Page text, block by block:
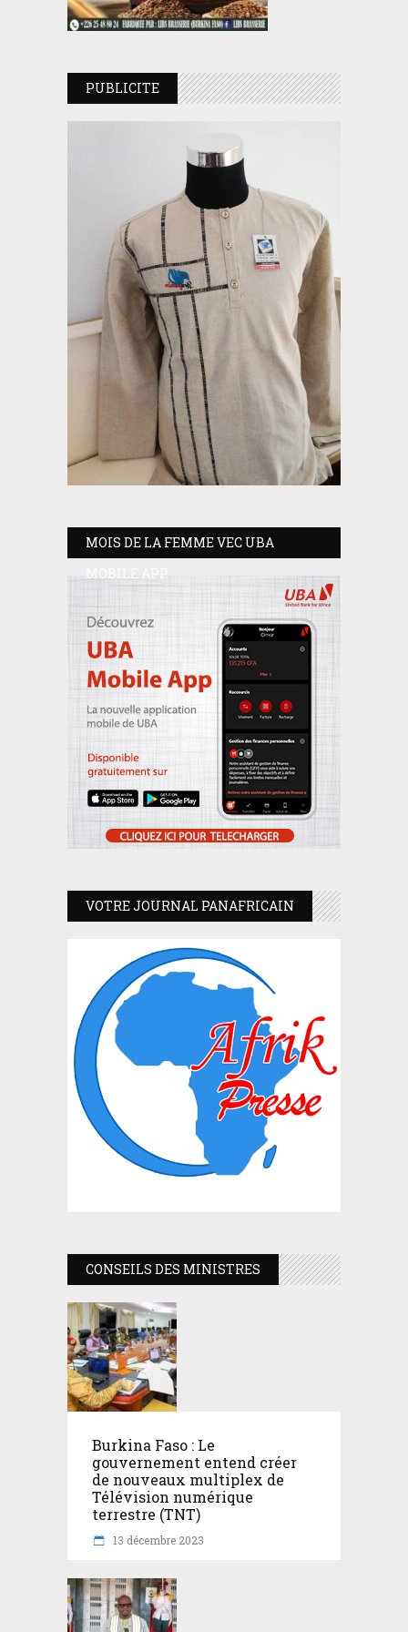
PUBLICITE
MOIS DE LA FEMME VEC UBA
MOBILE APP
VOTRE JOURNAL PANAFRICAIN
CONSEILS DES MINISTRES
Burkina Faso : Le
gouvernement entend créer
de nouveaux multiplex de
Télévision numérique
terrestre (TNT)
13 décembre 2023